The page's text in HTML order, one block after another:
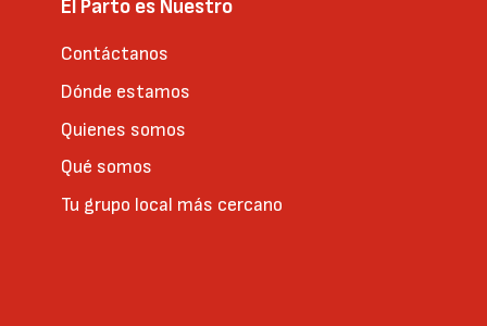
El Parto es Nuestro
Contáctanos
Dónde estamos
Quienes somos
Qué somos
Tu grupo local más cercano